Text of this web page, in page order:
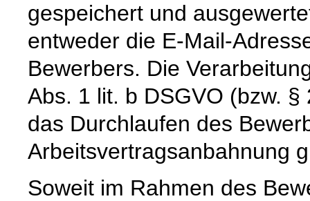
gespeichert und
entweder die E-Mail-
Bewerbers. Die
Abs. 1 lit. b DSGVO (bzw.
das Durchlaufen des
Arbeitsvertragsanbahnung
Soweit im Rahmen des